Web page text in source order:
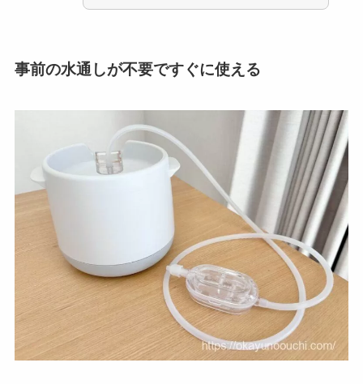
事前の水通しが不要ですぐに使える